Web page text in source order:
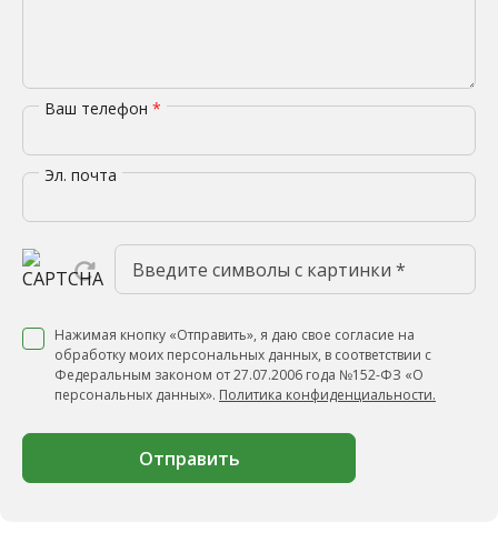
Ваш телефон *
Эл. почта
Нажимая кнопку «Отправить», я даю свое согласие на
обработку моих персональных данных, в соответствии с
Федеральным законом от 27.07.2006 года №152-ФЗ «О
персональных данных». Политика конфиденциальности.
Отправить